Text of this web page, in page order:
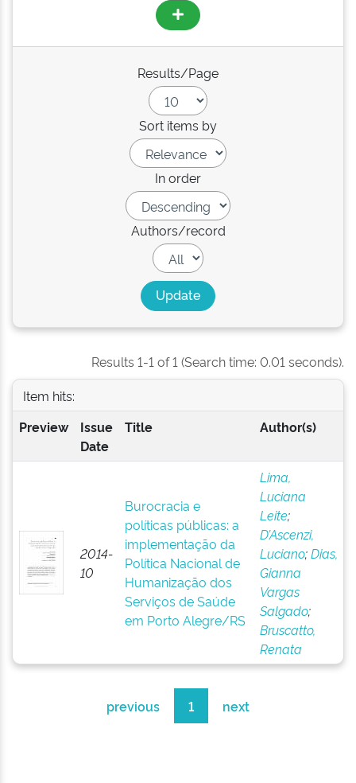
Results/Page
Sort items by
In order
Authors/record
Results 1-1 of 1 (Search time: 0.01 seconds).
Item hits:
Preview
Issue
Date
Title Author(s)
2014-
10
Burocracia e
políticas públicas: a
implementação da
Política Nacional de
Humanização dos
Serviços de Saúde
em Porto Alegre/RS
Lima,
Luciana
Leite;
D’Ascenzi,
Luciano;Dias,
Gianna
Vargas
Salgado;
Bruscatto,
Renata
previous 1 next